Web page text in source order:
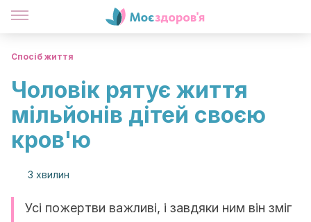
Спосіб життя
Чоловік рятує життя
мільйонів дітей своєю
кров'ю
3 хвилин
Усі пожертви важливі, і завдяки ним він зміг